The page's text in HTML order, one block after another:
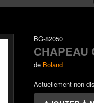
BG-82050
CHAPEAU
de Boland
Actuellement non